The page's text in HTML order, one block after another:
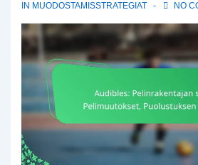
IN MUODOSTAMISSTRATEGIAT NO